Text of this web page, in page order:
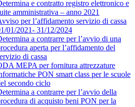
e contratto registro elettronico e
amministrativa – anno 2021
per l’affidamento servizio di cassa
01/2021- 31/12/2024
a contrarre per l’avvio di una
aperta per l’affidamento del
di cassa
MEPA per fornitura attrezzature
PON smart class per le scuole
secondo ciclo
a contrarre per l’avvio della
di acquisto beni PON per la